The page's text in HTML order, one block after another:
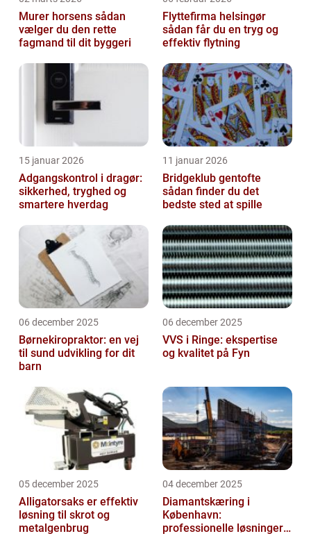
Murer horsens sådan
vælger du den rette
fagmand til dit byggeri
Flyttefirma helsingør
sådan får du en tryg og
effektiv flytning
15 januar 2026
Adgangskontrol i dragør:
sikkerhed, tryghed og
smartere hverdag
11 januar 2026
Bridgeklub gentofte
sådan finder du det
bedste sted at spille
06 december 2025
Børnekiropraktor: en vej
til sund udvikling for dit
barn
06 december 2025
VVS i Ringe: ekspertise
og kvalitet på Fyn
05 december 2025
Alligatorsaks er effektiv
løsning til skrot og
metalgenbrug
04 december 2025
Diamantskæring i
København:
professionelle løsninger